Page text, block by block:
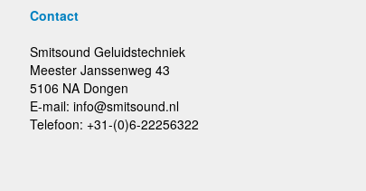
Contact
Smitsound Geluidstechniek
Meester Janssenweg 43
5106 NA Dongen
E-mail: info@smitsound.nl
Telefoon: +31-(0)6-22256322